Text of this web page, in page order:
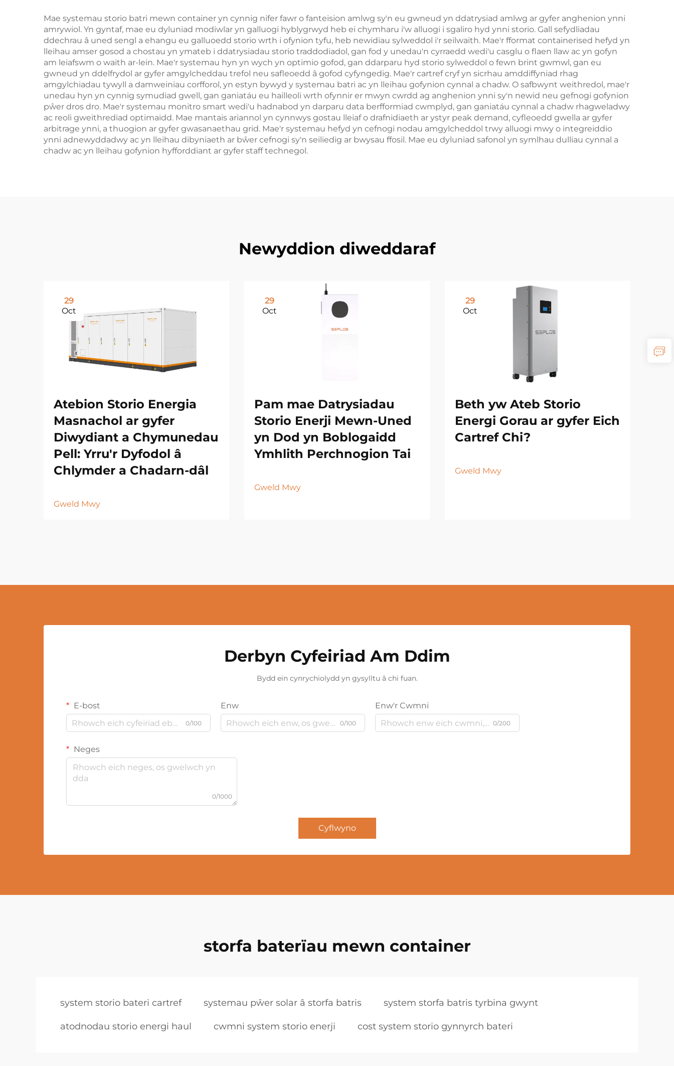
Microgrids Storio
Ynni Diwydiant
Mae systemau storio batri mewn container yn cynnig nifer fawr o fanteision amlwg sy'n eu gwneud yn ddatrysiad amlwg ar gyfer anghenion ynni
amrywiol. Yn gyntaf, mae eu dyluniad modiwlar yn galluogi hyblygrwyd heb ei chymharu i'w alluogi i sgaliro hyd ynni storio. Gall sefydliadau
ddechrau â uned sengl a ehangu eu galluoedd storio wrth i ofynion tyfu, heb newidiau sylweddol i'r seilwaith. Mae'r fformat containerised hefyd yn
lleihau amser gosod a chostau yn ymateb i ddatrysiadau storio traddodiadol, gan fod y unedau'n cyrraedd wedi'u casglu o flaen llaw ac yn gofyn
am leiafswm o waith ar-lein. Mae'r systemau hyn yn wych yn optimio gofod, gan ddarparu hyd storio sylweddol o fewn brint gwmwl, gan eu
gwneud yn ddelfrydol ar gyfer amgylcheddau trefol neu safleoedd â gofod cyfyngedig. Mae'r cartref cryf yn sicrhau amddiffyniad rhag
amgylchiadau tywyll a damweiniau corfforol, yn estyn bywyd y systemau batri ac yn lleihau gofynion cynnal a chadw. O safbwynt weithredol, mae'r
unedau hyn yn cynnig symudiad gwell, gan ganiatáu eu hailleoli wrth ofynnir er mwyn cwrdd ag anghenion ynni sy'n newid neu gefnogi gofynion
pŵer dros dro. Mae'r systemau monitro smart wedi'u hadnabod yn darparu data berfformiad cwmplyd, gan ganiatáu cynnal a chadw rhagweladwy
ac reoli gweithrediad optimaidd. Mae mantais ariannol yn cynnwys gostau lleiaf o drafnidiaeth ar ystyr peak demand, cyfleoedd gwella ar gyfer
arbitrage ynni, a thuogion ar gyfer gwasanaethau grid. Mae'r systemau hefyd yn cefnogi nodau amgylcheddol trwy alluogi mwy o integreiddio
ynni adnewyddadwy ac yn lleihau dibyniaeth ar bŵer cefnogi sy'n seiliedig ar bwysau ffosil. Mae eu dyluniad safonol yn symlhau dulliau cynnal a
chadw ac yn lleihau gofynion hyfforddiant ar gyfer staff technegol.
Newyddion diweddaraf
29
Oct
Atebion Storio Energia
Masnachol ar gyfer
Diwydiant a Chymunedau
Pell: Yrru'r Dyfodol â
Chlymder a Chadarn-dâl
Gweld Mwy
29
Oct
Pam mae Datrysiadau
Storio Enerji Mewn-Uned
yn Dod yn Boblogaidd
Ymhlith Perchnogion Tai
Gweld Mwy
29
Oct
Beth yw Ateb Storio
Energi Gorau ar gyfer Eich
Cartref Chi?
Gweld Mwy
Derbyn Cyfeiriad Am Ddim
Bydd ein cynrychiolydd yn gysylltu â chi fuan.
E-bost
0/100
Enw
0/100
Enw'r Cwmni
0/200
Neges
0/1000
Cyflwyno
storfa baterïau mewn container
system storio bateri cartref systemau pŵer solar â storfa batris system storfa batris tyrbina gwynt
atodnodau storio energi haul cwmni system storio enerji cost system storio gynnyrch bateri